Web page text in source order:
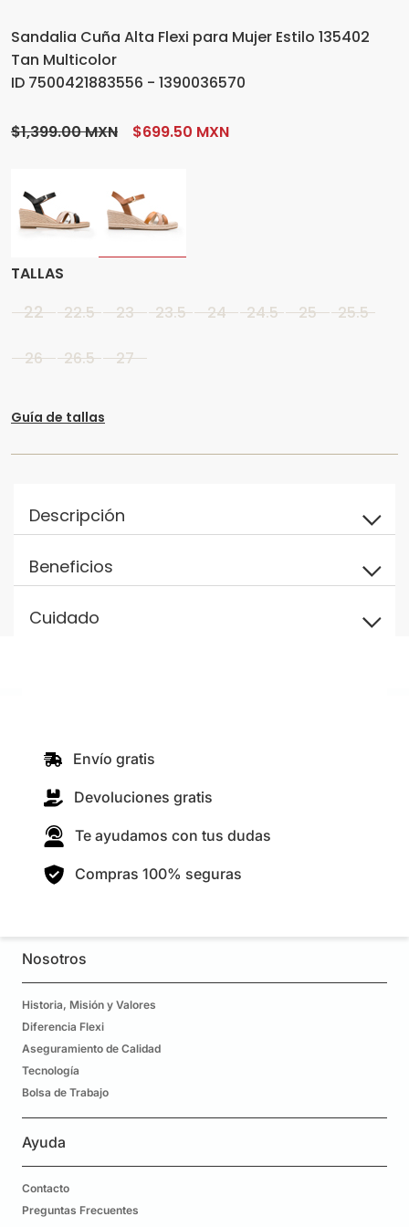
Sandalia Cuña Alta Flexi para Mujer Estilo 135402
Tan Multicolor
ID 7500421883556 - 1390036570
$1,399.00 MXN $699.50 MXN
TALLAS
22 22.5 23 23.5 24 24.5 25 25.5
26 26.5 27
Guía de tallas
Descripción
Beneficios
Cuidado
Envío gratis
Devoluciones gratis
Te ayudamos con tus dudas
Compras 100% seguras
Nosotros
Historia, Misión y Valores
Diferencia Flexi
Aseguramiento de Calidad
Tecnología
Bolsa de Trabajo
Ayuda
Contacto
Preguntas Frecuentes